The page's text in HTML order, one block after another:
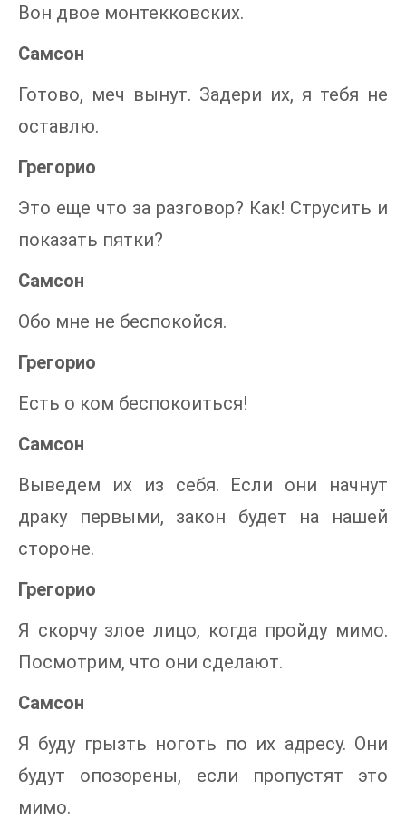
Вон двое монтекковских.
Самсон
Готово, меч вынут. Задери их, я тебя не
оставлю.
Грегорио
Это еще что за разговор? Как! Струсить и
показать пятки?
Самсон
Обо мне не беспокойся.
Грегорио
Есть о ком беспокоиться!
Самсон
Выведем их из себя. Если они начнут
драку первыми, закон будет на нашей
стороне.
Грегорио
Я скорчу злое лицо, когда пройду мимо.
Посмотрим, что они сделают.
Самсон
Я буду грызть ноготь по их адресу. Они
будут опозорены, если пропустят это
мимо.